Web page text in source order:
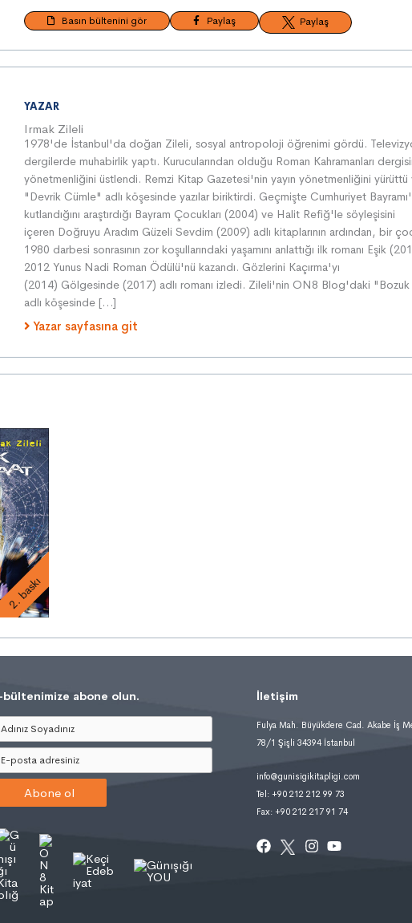
Basın bültenini gör Paylaş Paylaş
YAZAR
Irmak Zileli
1978'de İstanbul'da doğan Zileli, sosyal antropoloji öğrenimi gördü.
dergilerde muhabirlik yaptı. Kurucularından olduğu Roman Kahramanları
yönetmenliğini üstlendi. Remzi Kitap Gazetesi'nin yayın yönetmenliğini yürüttü
"Devrik Cümle" adlı köşesinde yazılar biriktirdi. Geçmişte Cumhuriyet
kutlandığını araştırdığı Bayram Çocukları (2004) ve Halit Refiğ'le söyleşisini
içeren Doğruyu Aradım Güzeli Sevdim (2009) adlı kitaplarının ardından, bir
1980 darbesi sonrasının zor koşullarındaki yaşamını anlattığı ilk romanı Eşik
2012 Yunus Nadi Roman Ödülü'nü kazandı. Gözlerini Kaçırma'yı
(2014) Gölgesinde (2017) adlı romanı izledi. Zileli'nin ON8 Blog'daki "Bozuk
adlı köşesinde […]
Yazar sayfasına git
2. baskı
bültenimize abone olun.
Abone ol
İletişim
Fulya Mah. Büyükdere Cad. Akabe İş
78/1 Şişli 34394 İstanbul
info@gunisigikitapligi.com
Tel: +90 212 212 99 73
Fax: +90 212 217 91 74